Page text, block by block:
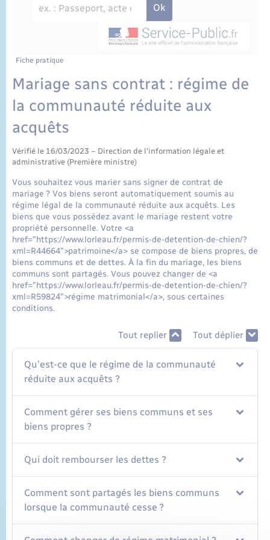
État civil
Cimetière communal
Fiche pratique
Mariage sans contrat : régime de
la communauté réduite aux
acquêts
Vérifié le 16/03/2023 – Direction de l'information légale et
administrative (Première ministre)
Vous souhaitez vous marier sans signer de contrat de
mariage ? Vos biens seront automatiquement soumis au
régime légal de la communauté réduite aux acquêts. Les
biens que vous possédez avant le mariage restent votre
propriété personnelle. Votre <a
href="https://www.lorleau.fr/permis-de-detention-de-chien/?
xml=R44664">patrimoine</a> se compose de biens propres, de
biens communs et de dettes. À la fin du mariage, les biens
communs sont partagés. Vous pouvez changer de <a
href="https://www.lorleau.fr/permis-de-detention-de-chien/?
xml=R59824">régime matrimonial</a>, sous certaines
conditions.
Tout replier Tout déplier
Qu'est-ce que le régime de la communauté
réduite aux acquêts ?
Comment gérer ses biens communs et ses
biens propres ?
Qui doit rembourser les dettes ?
Comment sont partagés les biens communs
lorsque la communauté cesse ?